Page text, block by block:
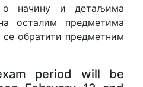
начину и детаљима
осталим предметима
обратити предметним
period will be